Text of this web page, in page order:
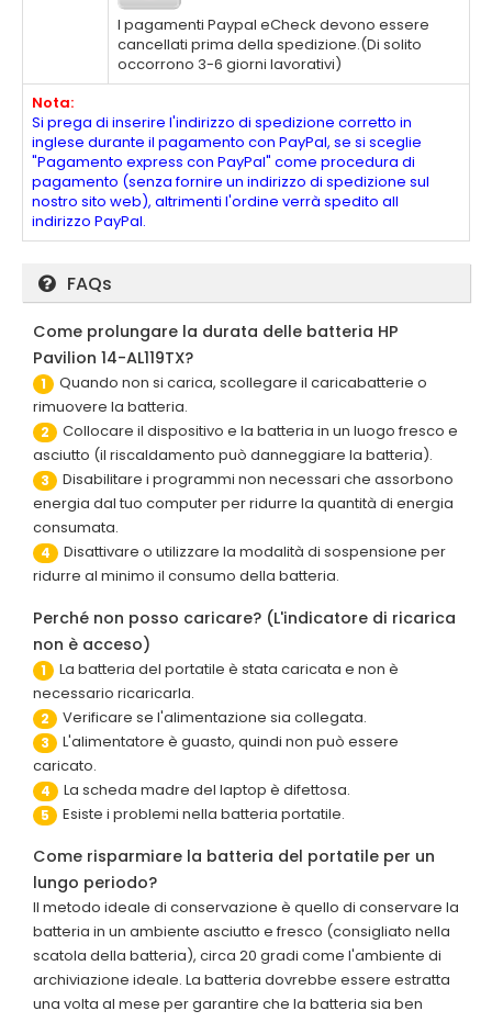
I pagamenti Paypal eCheck devono essere
cancellati prima della spedizione.(Di solito
occorrono 3-6 giorni lavorativi)
Nota:
Si prega di inserire l'indirizzo di spedizione corretto in
inglese durante il pagamento con PayPal, se si sceglie
"Pagamento express con PayPal" come procedura di
pagamento (senza fornire un indirizzo di spedizione sul
nostro sito web), altrimenti l'ordine verrà spedito all
indirizzo PayPal.
FAQs
Come prolungare la durata delle batteria HP
Pavilion 14-AL119TX?
1
Quando non si carica, scollegare il caricabatterie o
rimuovere la batteria.
2
Collocare il dispositivo e la batteria in un luogo fresco e
asciutto (il riscaldamento può danneggiare la batteria).
3
Disabilitare i programmi non necessari che assorbono
energia dal tuo computer per ridurre la quantità di energia
consumata.
4
Disattivare o utilizzare la modalità di sospensione per
ridurre al minimo il consumo della batteria.
Perché non posso caricare? (L'indicatore di ricarica
non è acceso)
1
La batteria del portatile è stata caricata e non è
necessario ricaricarla.
2 Verificare se l'alimentazione sia collegata.
3
L'alimentatore è guasto, quindi non può essere
caricato.
4 La scheda madre del laptop è difettosa.
5 Esiste i problemi nella batteria portatile.
Come risparmiare la batteria del portatile per un
lungo periodo?
Il metodo ideale di conservazione è quello di conservare la
batteria in un ambiente asciutto e fresco (consigliato nella
scatola della batteria), circa 20 gradi come l'ambiente di
archiviazione ideale. La batteria dovrebbe essere estratta
una volta al mese per garantire che la batteria sia ben